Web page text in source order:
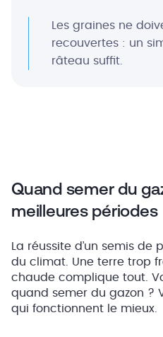
Les graines ne
recouvertes : un
râteau suffit.
Quand semer du
meilleures périodes
La réussite d’un semis
du climat. Une terre trop
chaude complique tout.
quand semer du gazon ?
qui fonctionnent le mieux.